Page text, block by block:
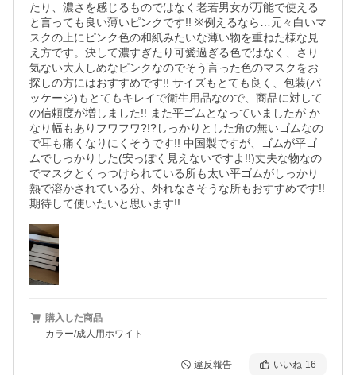
たり、濃さを感じるものではなく老若男女が万能で使える
と言っても良い薄いピンクです!! ※例えるなら…元々白いマ
スクの上にピンク色の和紙みたいな薄い物を重ねた様な見
え方です。決して濃すぎたり可愛過ぎる色ではなく、さり
気ない大人しめなピンクなのでそう言った色のマスクをお
探しの方にはおすすめです!! サイズもとても良く、包装(パ
ッケージ)もとてもキレイで衛生用品なので、商品に対して
の信頼度が増しました!! また平ゴムとなっていましたが か
なり幅もありフワフワ?!?しっかりとした角の無いゴムなの
で耳も痛くなりにくそうです!! 中国製ですが、ゴムが平ゴ
ムでしっかりした(安っぽく見えないですよ!!)丈夫な物なの
でマスクとくっつけられている所も太い平ゴムがしっかり
熱で溶かされている分、外れなさそうな所もおすすめです!!
期待して使いたいと思います!!
購入した商品
カラー/成人用ホワイト
違反報告 いいね 16